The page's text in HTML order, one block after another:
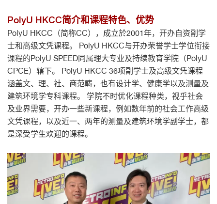
PolyU HKCC简介和课程特色、优势
PolyU HKCC（简称CC），成立於2001年，开办自资副学
士和高级文凭课程。 PolyU HKCC与开办荣誉学士学位衔接
课程的PolyU SPEED同属理大专业及持续教育学院（PolyU
CPCE）辖下。 PolyU HKCC 36项副学士及高级文凭课程
涵盖文、理、社、商范畴，也有设计学、健康学以及测量及
建筑环境学专科课程。 学院不时优化课程种类，视乎社会
及业界需要，开办一些新课程，例如数年前的社会工作高级
文凭课程，以及近一、两年的测量及建筑环境学副学士，都
是深受学生欢迎的课程。